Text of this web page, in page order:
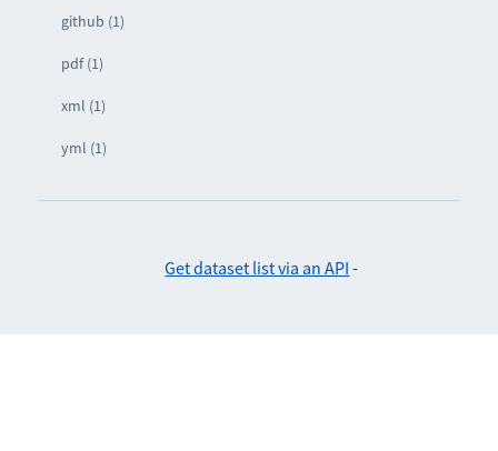
github (1)
pdf (1)
xml (1)
yml (1)
Get dataset list via an API -